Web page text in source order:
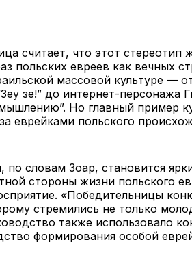
считает, что этот стереотип
польских евреев как вечных
массовой культуре —
зе!” до интернет-персонажа
Но главный пример
еврейками польского
по словам Зоар, становится
стороны жизни польского
«Победительницы
стремились не только
также использовало
формирования особой